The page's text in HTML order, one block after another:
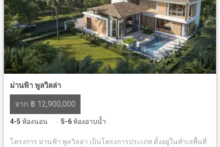
ม่านฟ้า พูลวิลล่า
จาก ฿ 12,900,000
4-5 ห้องนอน · 5-6ห้องอาบน้ำ
โครงการ ม่านฟ้า พูลวิลล่า เป็นโครงการประเภท ตั้งอยู่ในทำเลพื้นที่